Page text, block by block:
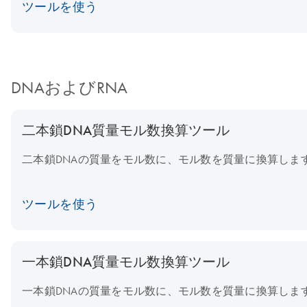
ツールを使う
DNAおよびRNA
二本鎖DNA質量モル数換算ツール
二本鎖DNAの質量をモル数に、モル数を質量に換算しま
ツールを使う
一本鎖DNA質量モル数換算ツール
一本鎖DNAの質量をモル数に、モル数を質量に換算しま